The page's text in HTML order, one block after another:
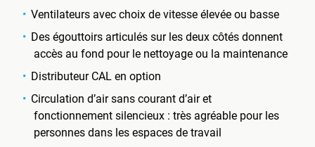
Ventilateurs avec choix de vitesse élevée ou basse
Des égouttoirs articulés sur les deux côtés donnent
accès au fond pour le nettoyage ou la maintenance
Distributeur CAL en option
Circulation d’air sans courant d’air et
fonctionnement silencieux : très agréable pour les
personnes dans les espaces de travail